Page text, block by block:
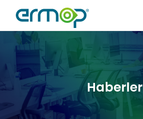
Haberler